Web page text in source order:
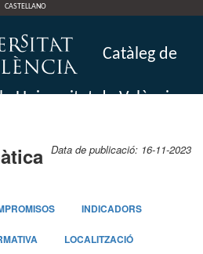
CASTELLANO
Catàleg de
Universitat de València
Data de publicació: 16-11-2023
INDICADORS
LOCALITZACIÓ